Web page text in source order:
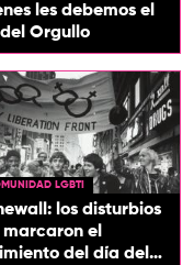
les debemos el
Orgullo
LGBTI
los disturbios
marcaron el
del día del